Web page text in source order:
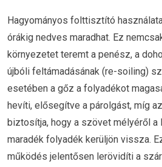
Hagyományos folttisztító
órákig nedves maradhat. Ez
környezetet teremt a penész, a
újbóli feltámadásának (re-soiling)
esetében a gőz a folyadékot
hevíti, elősegítve a párolgást, míg
biztosítja, hogy a szövet mélyéről
maradék folyadék kerüljön vissza.
működés jelentősen lerövidíti a